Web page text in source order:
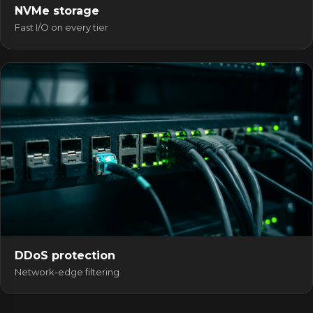
NVMe storage
Fast I/O on every tier
DDoS protection
Network-edge filtering